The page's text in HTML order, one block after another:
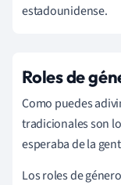
estadounidense.
Roles de
Como puedes
tradicionales son
esperaba de la
Los roles de género